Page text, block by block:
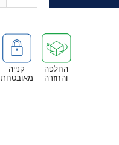
קנייה
מאובטחת
החלפה
והחזרה